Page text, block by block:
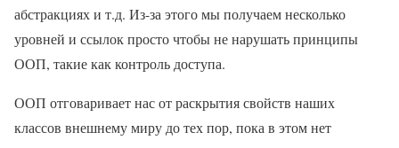
абстракциях и т.д. Из-за этого мы получаем несколько
уровней и ссылок просто чтобы не нарушать принципы
ООП, такие как контроль доступа.
ООП отговаривает нас от раскрытия свойств наших
классов внешнему миру до тех пор, пока в этом нет